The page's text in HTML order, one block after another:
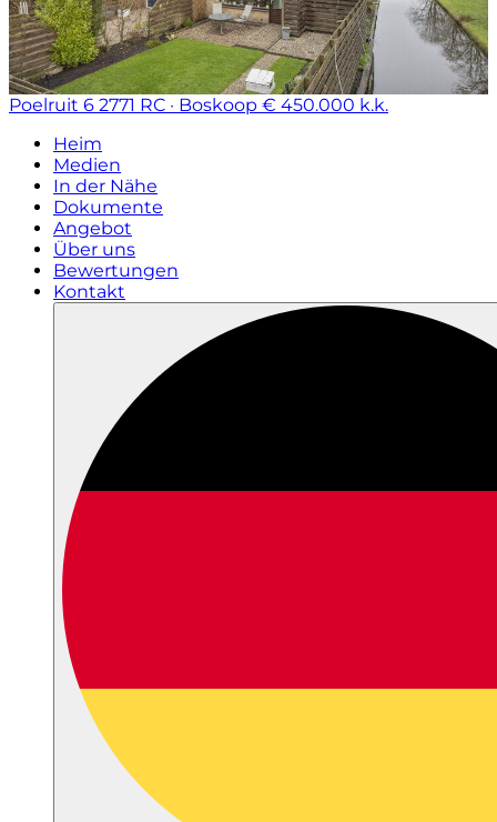
Poelruit 6 2771 RC · Boskoop € 450.000 k.k.
Heim
Medien
In der Nähe
Dokumente
Angebot
Über uns
Bewertungen
Kontakt